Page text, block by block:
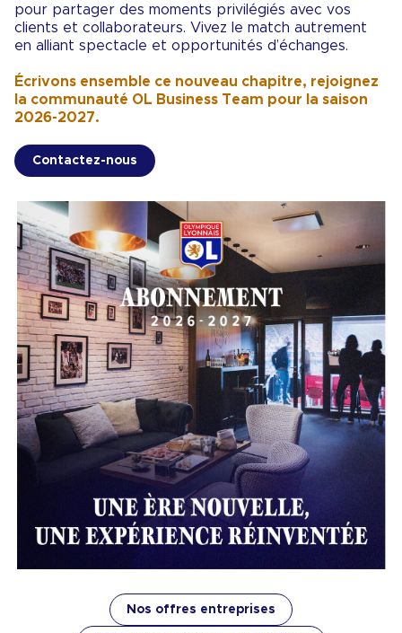
pour partager des moments privilégiés avec vos
clients et collaborateurs. Vivez le match autrement
en alliant spectacle et opportunités d’échanges.
Écrivons ensemble ce nouveau chapitre, rejoignez
la communauté OL Business Team pour la saison
2026-2027.
Contactez-nous
Nos offres entreprises